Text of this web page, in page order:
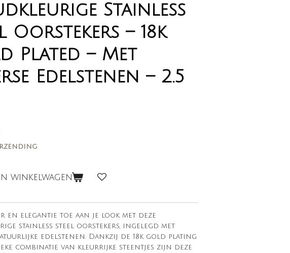
Stainless
Oorstekers – 18k
Plated – Met
Edelstenen – 2.5
In winkelwagen
en elegantie toe aan je look met deze
stainless steel oorstekers, ingelegd met
edelstenen. Dankzij de 18k gold plating
combinatie van kleurrijke steentjes zijn deze